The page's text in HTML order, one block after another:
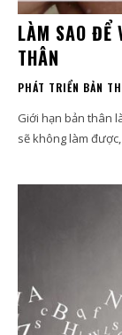
LÀM SAO ĐỂ
THÂN
PHÁT TRIỂN BẢN
Giới hạn bản thân
sẽ không làm